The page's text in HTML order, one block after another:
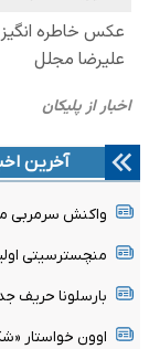
آخرین
واکنش سرمربی
منچسترسیتی
بارسلونا حریف
اوون خواستار